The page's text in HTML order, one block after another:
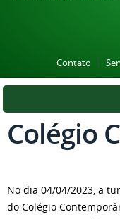
Contato
Colégio
No dia 04/04/2023, a
do Colégio